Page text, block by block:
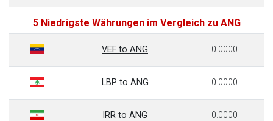
5 Niedrigste Währungen im Vergleich zu ANG
VEF to ANG 0.0000
LBP to ANG 0.0000
IRR to ANG 0.0000